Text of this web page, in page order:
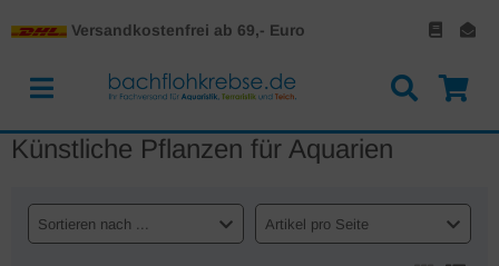
Versandkostenfrei ab 69,- Euro
Künstliche Pflanzen für Aquarien
Sortieren nach ... Artikel pro Seite